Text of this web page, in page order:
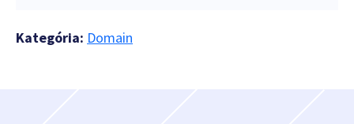
Kategória: Domain